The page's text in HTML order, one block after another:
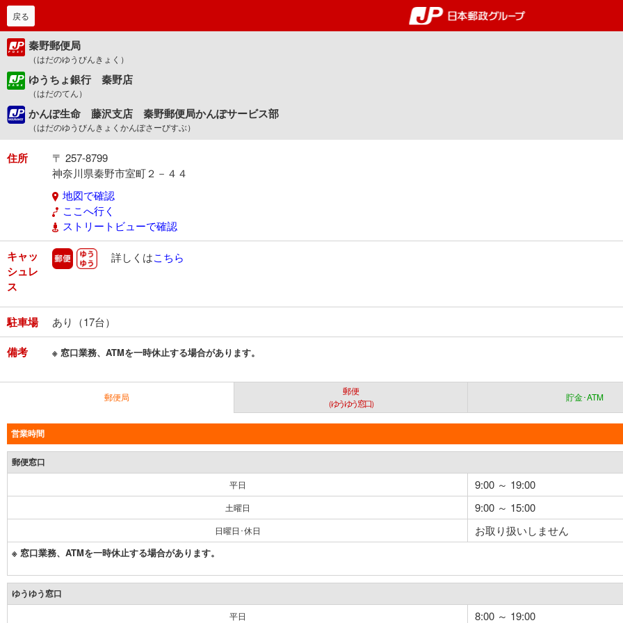
郵便局・日本郵政グルー
戻る
秦野郵便局
（はだのゆうびんきょく）
ゆうちょ銀行 秦野店
（はだのてん）
かんぽ生命 藤沢支店 秦野郵便局かんぽサービス部
（はだのゆうびんきょくかんぽさーびすぶ）
住所
〒 257-8799
神奈川県秦野市室町２－４４
地図で確認
ここへ行く
ストリートビューで確認
キャッ
シュレ
ス
郵便 ゆうゆう
詳しくはこちら
駐車場 あり（17台）
備考 ※ 窓口業務、ATMを一時休止する場合があります。
郵便局
郵便
（ゆうゆう窓口）
貯金･ATM
営業時間
郵便窓口
平日 9:00 ～ 19:00
土曜日 9:00 ～ 15:00
日曜日･休日 お取り扱いしません
※ 窓口業務、ATMを一時休止する場合があります。
ゆうゆう窓口
平日 8:00 ～ 19:00